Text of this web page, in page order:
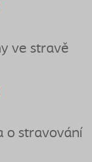
ve stravě
o stravování